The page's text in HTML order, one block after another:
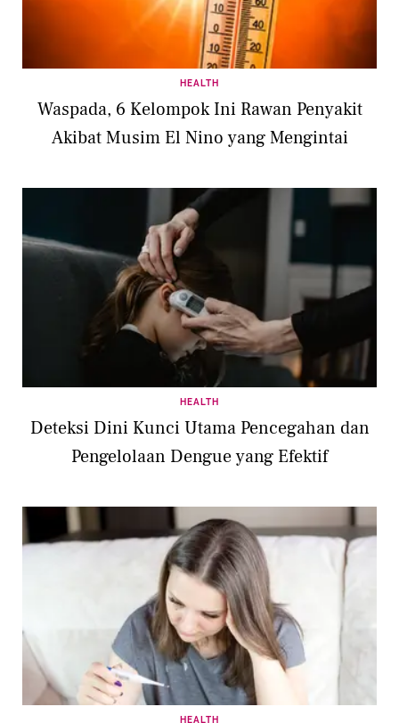
HEALTH
Waspada, 6 Kelompok Ini Rawan Penyakit
Akibat Musim El Nino yang Mengintai
HEALTH
Deteksi Dini Kunci Utama Pencegahan dan
Pengelolaan Dengue yang Efektif
HEALTH